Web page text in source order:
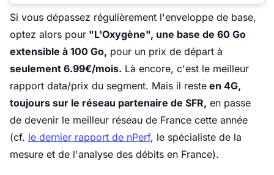
Si vous dépassez régulièrement l'enveloppe de base,
optez alors pour "L'Oxygène", une base de 60 Go
extensible à 100 Go, pour un prix de départ à
seulement 6.99€/mois. Là encore, c'est le meilleur
rapport data/prix du segment. Mais il reste en 4G,
toujours sur le réseau partenaire de SFR, en passe
de devenir le meilleur réseau de France cette année
(cf. le dernier rapport de nPerf, le spécialiste de la
mesure et de l'analyse des débits en France).